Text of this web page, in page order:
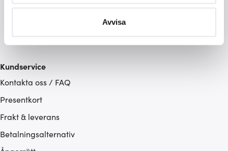
Du kan ändra eller dra tillbaka ditt samtycke när som
ska anpassas efter det som vi tror att du tycker om. Det
gör också att vi kan analysera vår trafik och göra
som du vill dela med dig av.
Avvisa
Kundservice
Kontakta oss / FAQ
Presentkort
Frakt & leverans
Betalningsalternativ